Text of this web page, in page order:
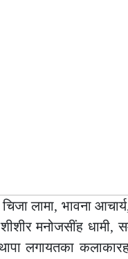
लामा, भावना
मनोजसींह धामी,
लगायतका